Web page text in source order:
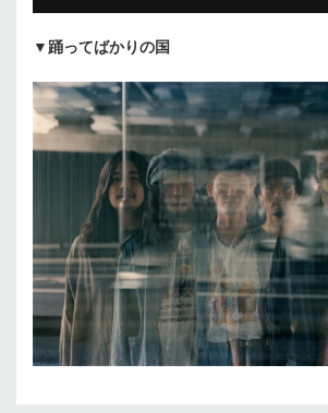
▼ 踊ってばかりの国